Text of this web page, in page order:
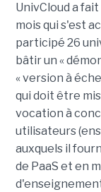
UnivCloud a
mois qui s'est
participé 26
bâtir un «
« version à
qui doit être
vocation à
utilisateurs
auxquels il
de PaaS et en